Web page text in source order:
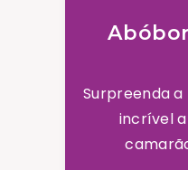
Surpreenda
incrível